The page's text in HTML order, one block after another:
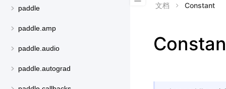
paddle
paddle.amp
paddle.audio
paddle.autograd
文档 Constant